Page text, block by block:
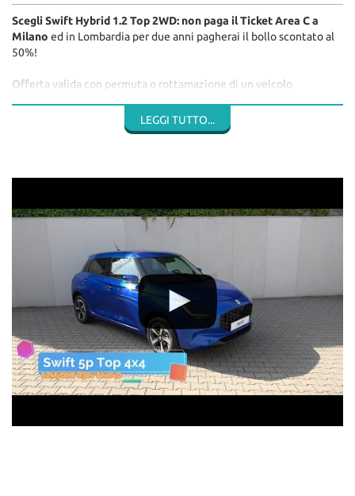
Scegli Swift Hybrid 1.2 Top 2WD: non paga il Ticket Area C a
Milano ed in Lombardia per due anni pagherai il bollo scontato al
50%!
Offerta valida con permuta o rottamazione di un veicolo
Disponibilità di diverse configurazioni 2WD, 2WD con cambio
Suzuki Swift Hybrid 1.2 Waku
Suzuki Swift Hybrid 1.2 Top
Suzuki Swift Hybrid 1.2 Top 4WD AllGrip
Suzuki Swift Hybrid 1.2 Top Automatico
Lambrocar, Opel Citroen e Suzuki è a Cologno Monzese dal 1963,
oggi in via Perugino, 63: raggiungici comodamente con la
Tangenziale Est o con la Tangenziale Nord di Milano oppure con la
Metropolitana 2 Verde: contattaci senz’impegno per una offerta
personalizzata, anche con il ritiro del tuo veicolo usato:
Telefono 0227304318;
Whatsapp: 0227304318;
Scarica la nostra APP su APPLE STORE o GOOGLE PLAY.Ti
LEGGI TUTTO...